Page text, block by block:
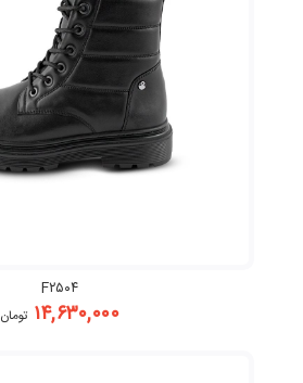
F۲۵۰۴
۱۴,۶۳۰,۰۰۰ تومان